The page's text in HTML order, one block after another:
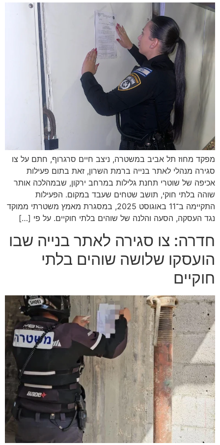
מפקד מחוז תל אביב במשטרה, ניצב חיים סרגרוף, חתם על צו
סגירה מנהלי לאתר בנייה ברמת השרון, זאת בתום פעילות
אכיפה של שוטרי תחנת גלילות במרחב ירקון, שבמהלכה אותר
שוהה בלתי חוקי, תושב שטחים שעבד במקום. הפעילות
התקיימה ב־11 באוגוסט 2025, במסגרת מאמץ משטרתי ממוקד
נגד העסקה, הסעה והלנה של שוהים בלתי חוקיים. על פי […]
חדרה: צו סגירה לאתר בנייה שבו
הועסקו שלושה שוהים בלתי
חוקיים